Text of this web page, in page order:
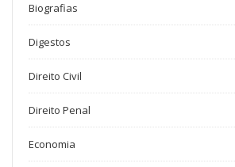
Biografias
Digestos
Direito Civil
Direito Penal
Economia